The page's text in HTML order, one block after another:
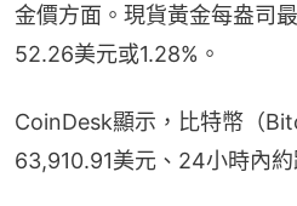
金價方面。現貨黃金每盎司
52.26美元或1.28%。
CoinDesk顯示，比特幣（
63,910.91美元、24小時內約